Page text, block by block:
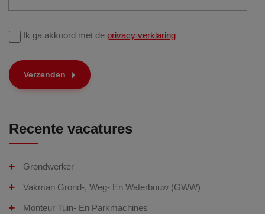
Ik ga akkoord met de privacy verklaring
Verzenden
Recente vacatures
Grondwerker
Vakman Grond-, Weg- En Waterbouw (GWW)
Monteur Tuin- En Parkmachines